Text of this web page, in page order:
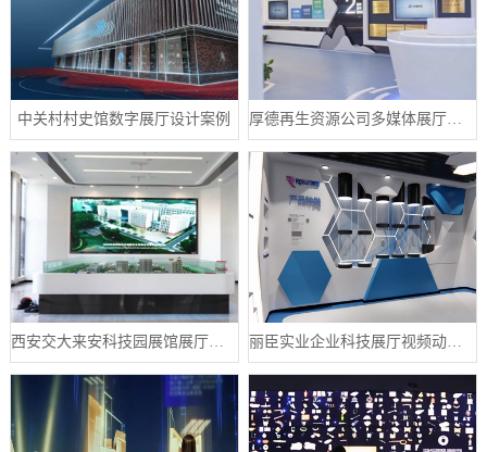
中关村村史馆数字展厅设计案例 厚德再生资源公司多媒体展厅设计案例
西安交大来安科技园展馆展厅案例